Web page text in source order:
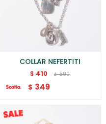
COLLAR NEFERTITI
$ 410 $ 590
$ 349